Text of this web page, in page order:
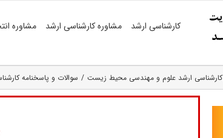
کارشناسی ارشد مشاوره کارشناسی ارشد مشاوره
کارشناسی ارشد علوم و مهندسی محیط زیست سوالات و پاسخنامه